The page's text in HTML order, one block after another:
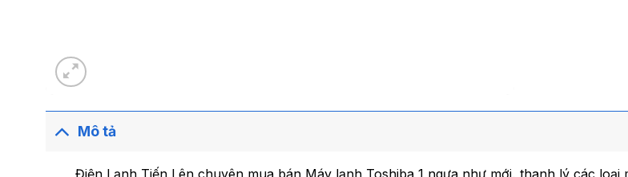
Mô tả
Điện Lạnh Tiến Lên chuyên mua bán Máy lạnh Toshiba 1 ngựa như mới, thanh lý các